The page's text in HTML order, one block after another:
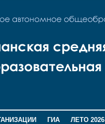
ГИА ЛЕТО 2026